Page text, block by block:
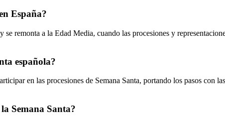
España?
remonta a la Edad Media, cuando las procesiones y
española?
en las procesiones de Semana Santa, portando los pasos con
Semana Santa?